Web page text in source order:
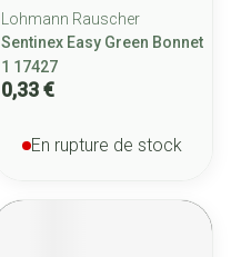
Lohmann Rauscher
Sentinex Easy Green Bonnet
1 17427
0,33 €
En rupture de stock